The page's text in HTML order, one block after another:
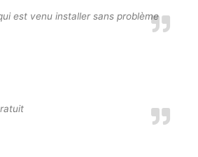
est venu installer sans problème